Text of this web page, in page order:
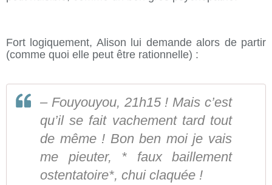
Fort logiquement, Alison lui demande alors de partir
(comme quoi elle peut être rationnelle) :
– Fouyouyou, 21h15 ! Mais c’est
qu’il se fait vachement tard tout
de même ! Bon ben moi je vais
me pieuter, * faux baillement
ostentatoire*, chui claquée !